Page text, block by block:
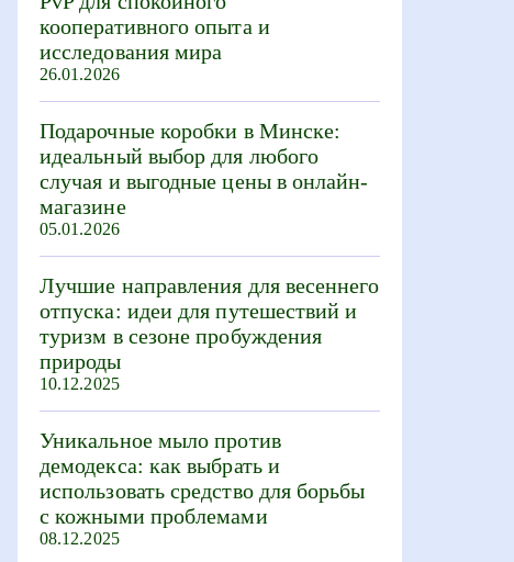
кооперативного опыта и
исследования мира
26.01.2026
Подарочные коробки в Минске:
идеальный выбор для любого
случая и выгодные цены в онлайн-
магазине
05.01.2026
Лучшие направления для весеннего
отпуска: идеи для путешествий и
туризм в сезоне пробуждения
природы
10.12.2025
Уникальное мыло против
демодекса: как выбрать и
использовать средство для борьбы
с кожными проблемами
08.12.2025